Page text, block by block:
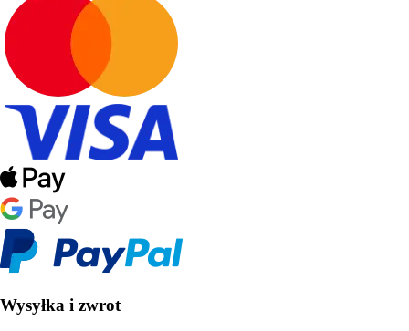
Wysyłka i zwrot